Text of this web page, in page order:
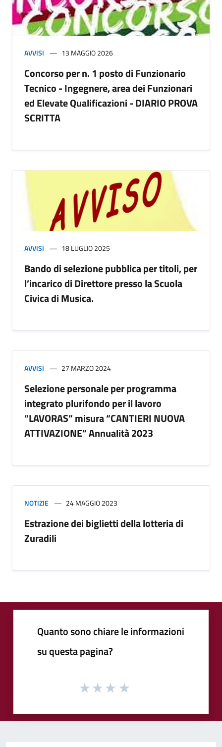
AVVISI 13 MAGGIO 2026
Concorso per n. 1 posto di Funzionario
Tecnico - Ingegnere, area dei Funzionari
ed Elevate Qualificazioni - DIARIO PROVA
SCRITTA
AVVISI 18 LUGLIO 2025
Bando di selezione pubblica per titoli, per
l’incarico di Direttore presso la Scuola
Civica di Musica.
AVVISI 27 MARZO 2024
Selezione personale per programma
integrato plurifondo per il lavoro
“LAVORAS” misura “CANTIERI NUOVA
ATTIVAZIONE” Annualità 2023
NOTIZIE 24 MAGGIO 2023
Estrazione dei biglietti della lotteria di
Zuradili
Quanto sono chiare le informazioni
su questa pagina?